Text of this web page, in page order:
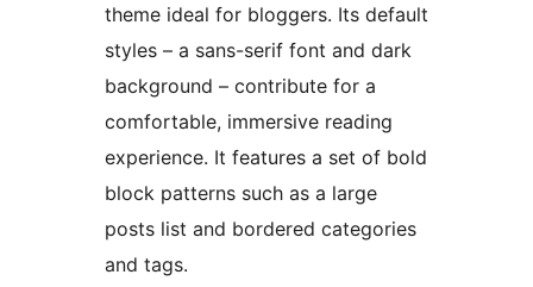
theme ideal for bloggers. Its default
styles – a sans-serif font and dark
background – contribute for a
comfortable, immersive reading
experience. It features a set of bold
block patterns such as a large
posts list and bordered categories
and tags.